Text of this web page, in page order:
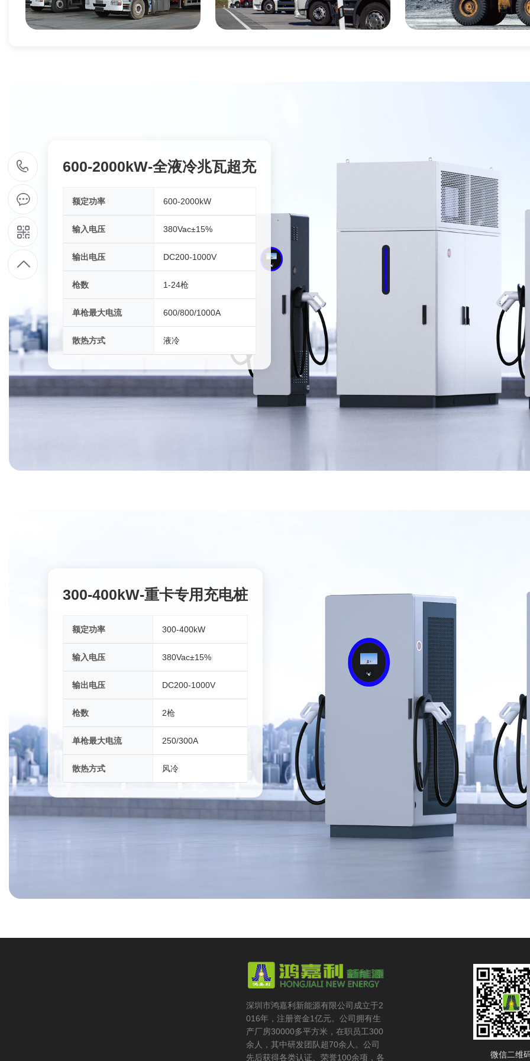
600-2000kW-全液冷兆瓦超充
额定功率 600-2000kW
输入电压 380Vac±15%
输出电压 DC200-1000V
枪数 1-24枪
单枪最大电流 600/800/1000A
散热方式 液冷
300-400kW-重卡专用充电桩
额定功率 300-400kW
输入电压 380Vac±15%
输出电压 DC200-1000V
枪数 2枪
单枪最大电流 250/300A
散热方式 风冷
深圳市鸿嘉利新能源有限公司成立于2
016年，注册资金1亿元。公司拥有生
产厂房30000多平方米，在职员工300
余人，其中研发团队超70余人。公司
先后获得各类认证、荣誉100余项，各
微信二维
7
9